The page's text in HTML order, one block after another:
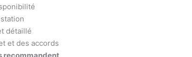
détaillé
et des accords